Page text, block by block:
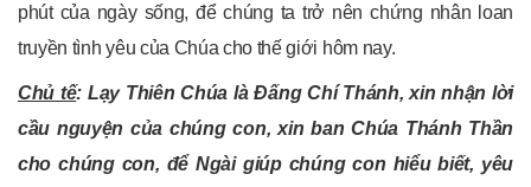
phút của ngày sống, để chúng ta trở nên chứng nhân loan
truyền tình yêu của Chúa cho thế giới hôm nay.
Chủ tế: Lạy Thiên Chúa là Đấng Chí Thánh, xin nhận lời
cầu nguyện của chúng con, xin ban Chúa Thánh Thần
cho chúng con, để Ngài giúp chúng con hiểu biết, yêu